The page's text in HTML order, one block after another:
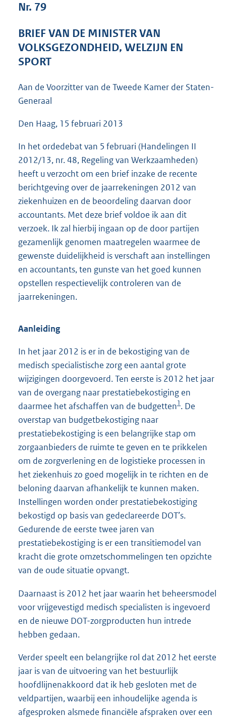
:
5
Nr. 79
BRIEF VAN DE MINISTER VAN
VOLKSGEZONDHEID, WELZIJN EN
SPORT
Aan de Voorzitter van de Tweede Kamer der Staten-
Generaal
Den Haag, 15 februari 2013
In het ordedebat van 5 februari (Handelingen II
2012/13, nr. 48, Regeling van Werkzaamheden)
heeft u verzocht om een brief inzake de recente
berichtgeving over de jaarrekeningen 2012 van
ziekenhuizen en de beoordeling daarvan door
accountants. Met deze brief voldoe ik aan dit
verzoek. Ik zal hierbij ingaan op de door partijen
gezamenlijk genomen maatregelen waarmee de
gewenste duidelijkheid is verschaft aan instellingen
en accountants, ten gunste van het goed kunnen
opstellen respectievelijk controleren van de
jaarrekeningen.
Aanleiding
In het jaar 2012 is er in de bekostiging van de
medisch specialistische zorg een aantal grote
wijzigingen doorgevoerd. Ten eerste is 2012 het jaar
van de overgang naar prestatiebekostiging en
daarmee het afschaffen van de budgetten1. De
overstap van budgetbekostiging naar
prestatiebekostiging is een belangrijke stap om
zorgaanbieders de ruimte te geven en te prikkelen
om de zorgverlening en de logistieke processen in
het ziekenhuis zo goed mogelijk in te richten en de
beloning daarvan afhankelijk te kunnen maken.
Instellingen worden onder prestatiebekostiging
bekostigd op basis van gedeclareerde DOT’s.
Gedurende de eerste twee jaren van
prestatiebekostiging is er een transitiemodel van
kracht die grote omzetschommelingen ten opzichte
van de oude situatie opvangt.
Daarnaast is 2012 het jaar waarin het beheersmodel
voor vrijgevestigd medisch specialisten is ingevoerd
en de nieuwe DOT-zorgproducten hun intrede
hebben gedaan.
Verder speelt een belangrijke rol dat 2012 het eerste
jaar is van de uitvoering van het bestuurlijk
hoofdlijnenakkoord dat ik heb gesloten met de
veldpartijen, waarbij een inhoudelijke agenda is
afgesproken alsmede financiële afspraken over een